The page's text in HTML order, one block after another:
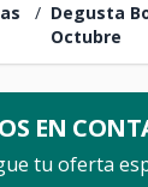
/ Degusta
Octubre
EN
tu oferta